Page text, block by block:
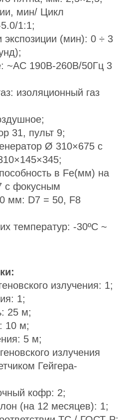
мин/ Цикл
1:1;
экспозиции (мин): 0 ÷ 3
~АС 190В-260В/50Гц 3
изоляционный газ
31, пульт 9;
Ø 310×675 с
в Fe(мм) на
с фокусным
мм: D7 = 50, F8
температур: -30ºС ~
излучения: 1;
1;
25 м;
10 м;
5 м;
излучения
Гейгера-
кофр: 2;
(на 12 месяцев): 1;